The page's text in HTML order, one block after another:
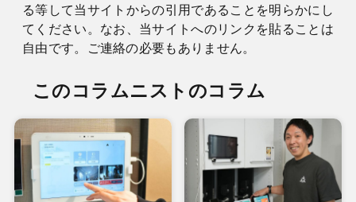
る等して当サイトからの引用であることを明らかにし
てください。なお、当サイトへのリンクを貼ることは
自由です。ご連絡の必要もありません。
このコラムニストのコラム